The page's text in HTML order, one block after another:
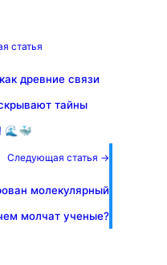
статья
древние связи
тайны
🌊🐳
Следующая статья →
молекулярный
молчат ученые?